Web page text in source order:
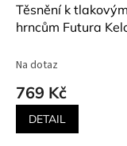
Těsnění k tlakovým
hrncům Futura
Na dotaz
769 Kč
DETAIL